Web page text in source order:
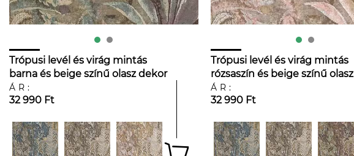
Trópusi levél és virág mintás
barna és beige színű olasz dekor
tapéta
ÁR:
32 990 Ft
Trópusi levél és virág mintás
rózsaszín és beige színű olasz
dekor tapéta
ÁR:
32 990 Ft